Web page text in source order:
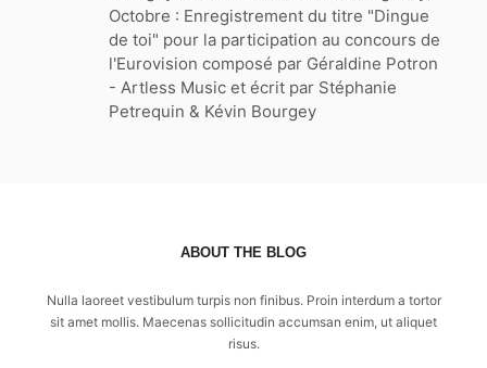
Octobre : Enregistrement du titre "Dingue
de toi" pour la participation au concours de
l'Eurovision composé par Géraldine Potron
- Artless Music et écrit par Stéphanie
Petrequin & Kévin Bourgey
ABOUT THE BLOG
Nulla laoreet vestibulum turpis non finibus. Proin interdum a tortor
sit amet mollis. Maecenas sollicitudin accumsan enim, ut aliquet
risus.